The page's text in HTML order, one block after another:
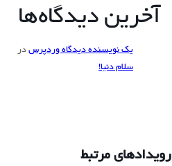
آخرین دیدگاه‌ها
یک نویسنده دیدگاه وردپرس در
سلام دنیا!
رویدادهای مرتبط